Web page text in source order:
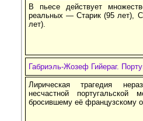
В пьесе действует
реальных — Старик (95 лет),
лет).
Габриэль-Жозеф Гийераг.
Лирическая трагедия
несчастной португальской
бросившему её французскому